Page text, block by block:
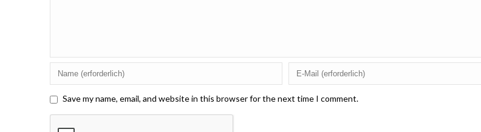
Save my name, email, and website in this browser for the next time I comment.